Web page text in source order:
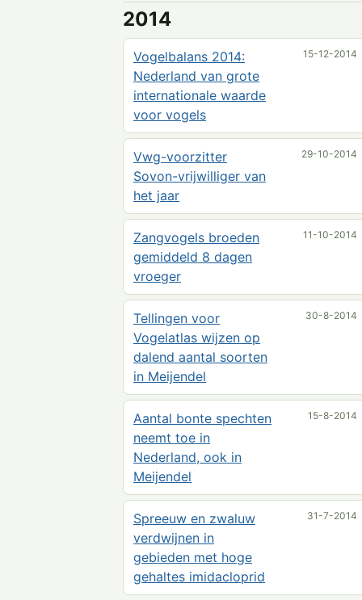
2014
Vogelbalans 2014:
Nederland van grote
internationale waarde
voor vogels
15-12-2014
Vwg-voorzitter
Sovon-vrijwilliger van
het jaar
29-10-2014
Zangvogels broeden
gemiddeld 8 dagen
vroeger
11-10-2014
Tellingen voor
Vogelatlas wijzen op
dalend aantal soorten
in Meijendel
30-8-2014
Aantal bonte spechten
neemt toe in
Nederland, ook in
Meijendel
15-8-2014
Spreeuw en zwaluw
verdwijnen in
gebieden met hoge
gehaltes imidacloprid
31-7-2014